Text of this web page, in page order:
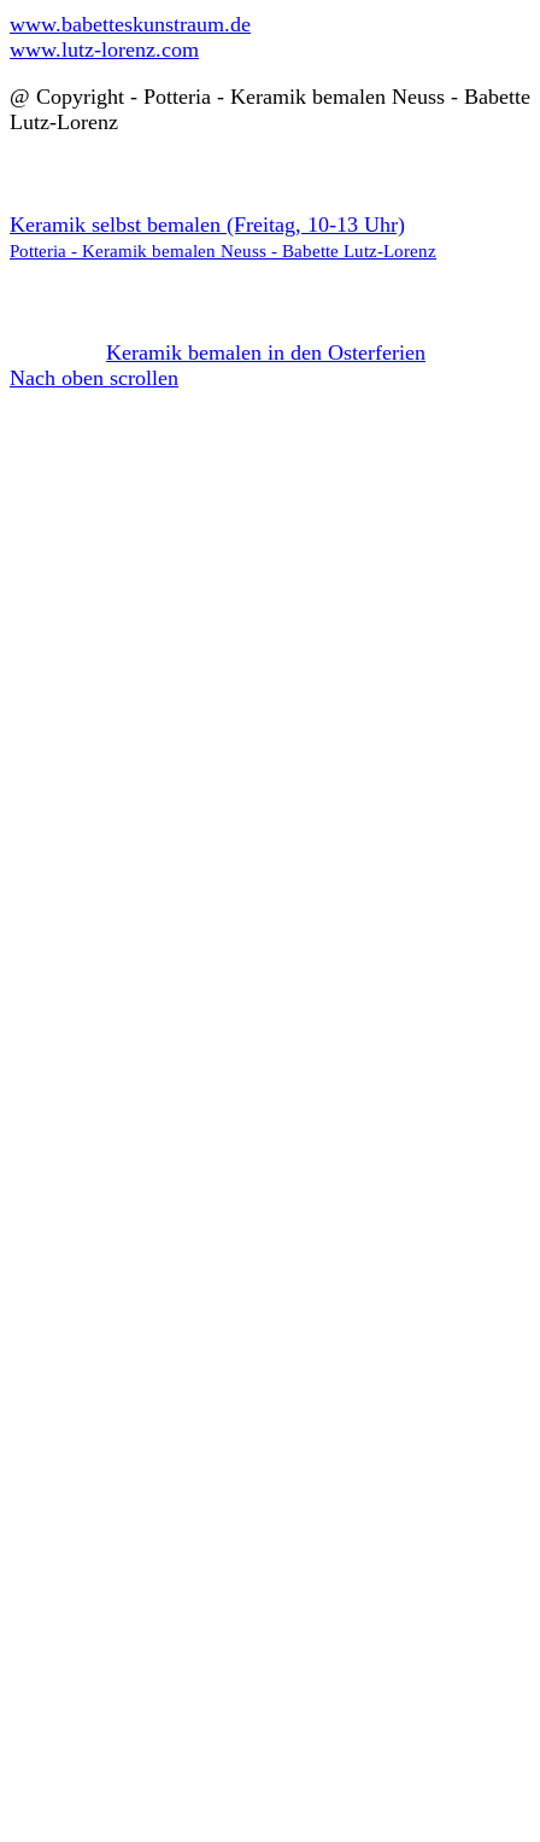
www.babetteskunstraum.de
www.lutz-lorenz.com
@ Copyright - Potteria - Keramik bemalen Neuss - Babette
Lutz-Lorenz
Keramik selbst bemalen (Freitag, 10-13 Uhr)
Potteria - Keramik bemalen Neuss - Babette Lutz-Lorenz
Keramik bemalen in den Osterferien
Nach oben scrollen